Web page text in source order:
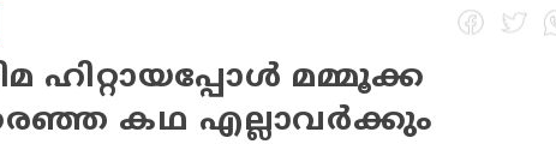
ഹിറ്റായപ്പോള്‍ മമ്മൂക്ക
കഥ എല്ലാവര്‍ക്കും